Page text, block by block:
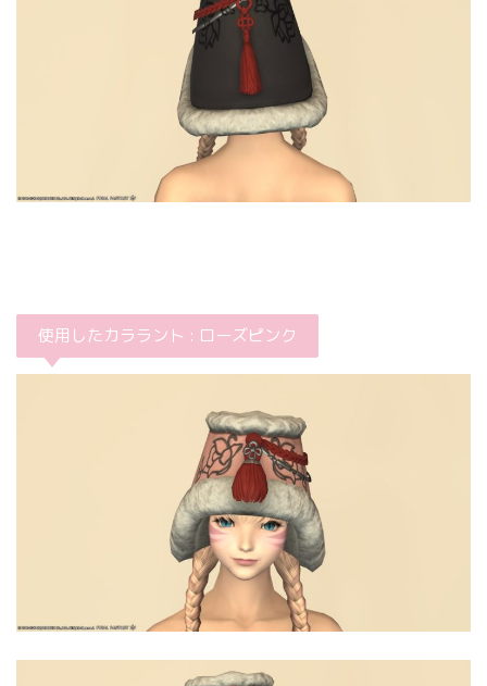
使用したカララント : ローズピンク